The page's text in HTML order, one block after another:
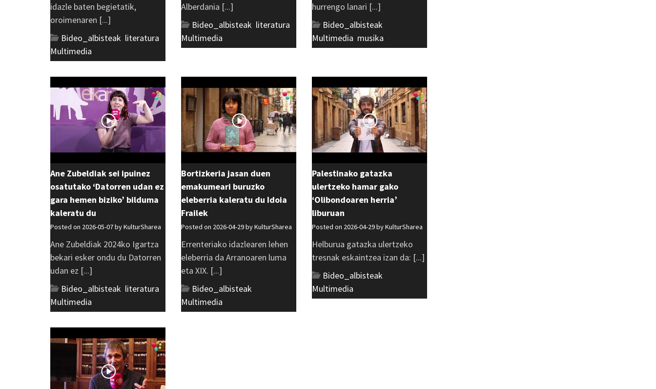
idazle baten begietatik,
oroimenaren [...]
Bideo_albisteak literatura
Multimedia
Alberdania [...]
Bideo_albisteak literatura
Multimedia
hurrengo lanari [...]
Bideo_albisteak
Multimedia musika
Ane Zubeldiak sei ipuinez
osatutako ‘Datorren udan ez
gara hemen biziko’ bilduma
kaleratu du
Posted on 2026-05-07 byKulturSharea
Ane Zubeldiak 2024ko Igartza
bekari esker ondu du Datorren
udan ez [...]
Bideo_albisteak literatura
Multimedia
Bortizkeria jasan duen
emakumeari buruzko
eleberria kaleratu du Idoia
Frailek
Posted on 2026-04-29 byKulturSharea
Errenteriako idazlearen lehen
eleberria da Arranoaren luma
eta XIX. [...]
Bideo_albisteak
Multimedia
Palestinako gatazka
ulertzeko hamar gako
‘Olibondoaren herria’
liburuan
Posted on 2026-04-29 byKulturSharea
Helburua gatazka ulertzeko
tresnak eskaintzea izan da: [...]
Bideo_albisteak
Multimedia